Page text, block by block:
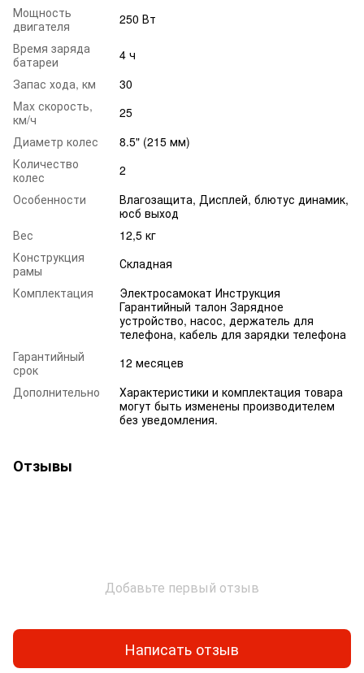
Мощность
двигателя
250 Вт
Время заряда
батареи
4 ч
Запас хода, км
30
Max скорость,
км/ч
25
Диаметр колес
8.5" (215 мм)
Количество
колес
2
Особенности
Влагозащита, Дисплей, блютус динамик,
юсб выход
Вес
12,5 кг
Конструкция
рамы
Складная
Комплектация
Электросамокат Инструкция
Гарантийный талон Зарядное
устройство, насос, держатель для
телефона, кабель для зарядки телефона
Гарантийный
срок
12 месяцев
Дополнительно
Характеристики и комплектация товара
могут быть изменены производителем
без уведомления.
Отзывы
Добавьте первый отзыв
Написать отзыв